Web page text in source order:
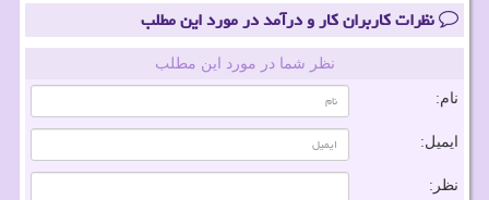
نظرات کاربران کار و درآمد در مورد این مطلب
نظر شما در مورد این مطلب
نام:
ایمیل:
نظر: